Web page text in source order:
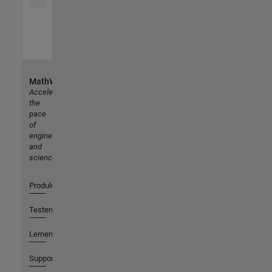
MathWorks
Accelerating
the
pace
of
engineering
and
science
Produkte
Testen oder Kaufen
Lernen
Support